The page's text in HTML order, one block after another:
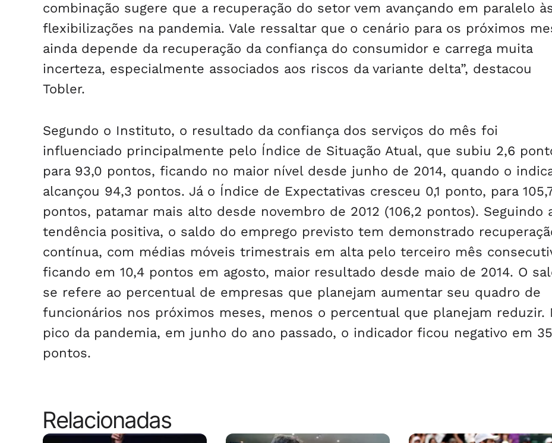
combinação sugere que a recuperação do setor vem avançando em paralelo
flexibilizações na pandemia. Vale ressaltar que o cenário para os próximos
ainda depende da recuperação da confiança do consumidor e carrega muita
incerteza, especialmente associados aos riscos da variante delta”, destacou
Tobler.
Segundo o Instituto, o resultado da confiança dos serviços do mês foi
influenciado principalmente pelo Índice de Situação Atual, que subiu 2,6
para 93,0 pontos, ficando no maior nível desde junho de 2014, quando o
alcançou 94,3 pontos. Já o Índice de Expectativas cresceu 0,1 ponto, para
pontos, patamar mais alto desde novembro de 2012 (106,2 pontos). Seguindo
tendência positiva, o saldo do emprego previsto tem demonstrado
contínua, com médias móveis trimestrais em alta pelo terceiro mês
ficando em 10,4 pontos em agosto, maior resultado desde maio de 2014. O
se refere ao percentual de empresas que planejam aumentar seu quadro de
funcionários nos próximos meses, menos o percentual que planejam reduzir.
pico da pandemia, em junho do ano passado, o indicador ficou negativo em 35
pontos.
Relacionadas